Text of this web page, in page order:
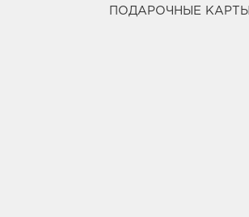
ПОДАРОЧНЫЕ КАРТЫ